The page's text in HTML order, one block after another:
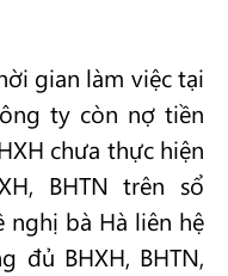
gian làm việc tại
ty còn nợ tiền
chưa thực hiện
BHTN trên sổ
nghị bà Hà liên hệ
đủ BHXH, BHTN,